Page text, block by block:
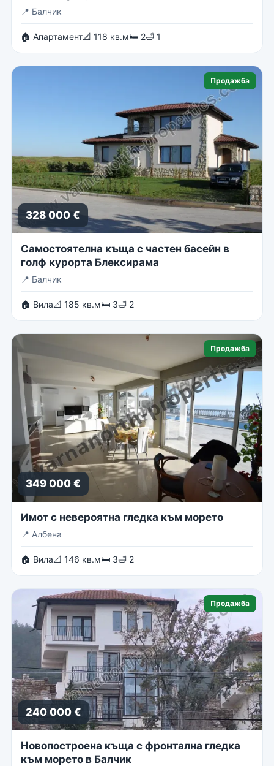
📍 Балчик
🏠 Апартамент📐 118 кв.м🛏 2🛁 1
Продажба
328 000 €
Самостоятелна къща с частен басейн в
голф курорта Блексирама
📍 Балчик
🏠 Вила📐 185 кв.м🛏 3🛁 2
Продажба
349 000 €
Имот с невероятна гледка към морето
📍 Албена
🏠 Вила📐 146 кв.м🛏 3🛁 2
Продажба
240 000 €
Новопостроена къща с фронтална гледка
към морето в Балчик